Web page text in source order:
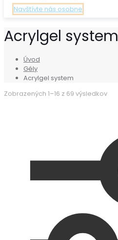
Navštívte nás osobne
Acrylgel system
Úvod
Gély
Acrylgel system
Zobrazených 1–16 z 69 výsledkov